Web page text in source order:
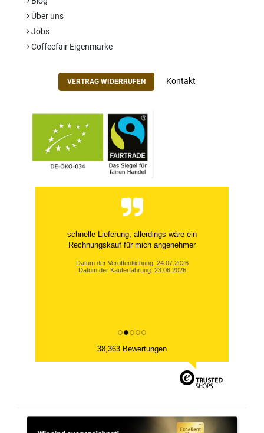
Über uns
Jobs
Coffeefair Eigenmarke
VERTRAG WIDERRUFEN Kontakt
schnelle Lieferung, allerdings wäre ein
Rechnungskauf für mich angenehmer
Datum der Veröffentlichung: 24.07.2026
Datum der Kauferfahrung: 23.06.2026
38,363 Bewertungen